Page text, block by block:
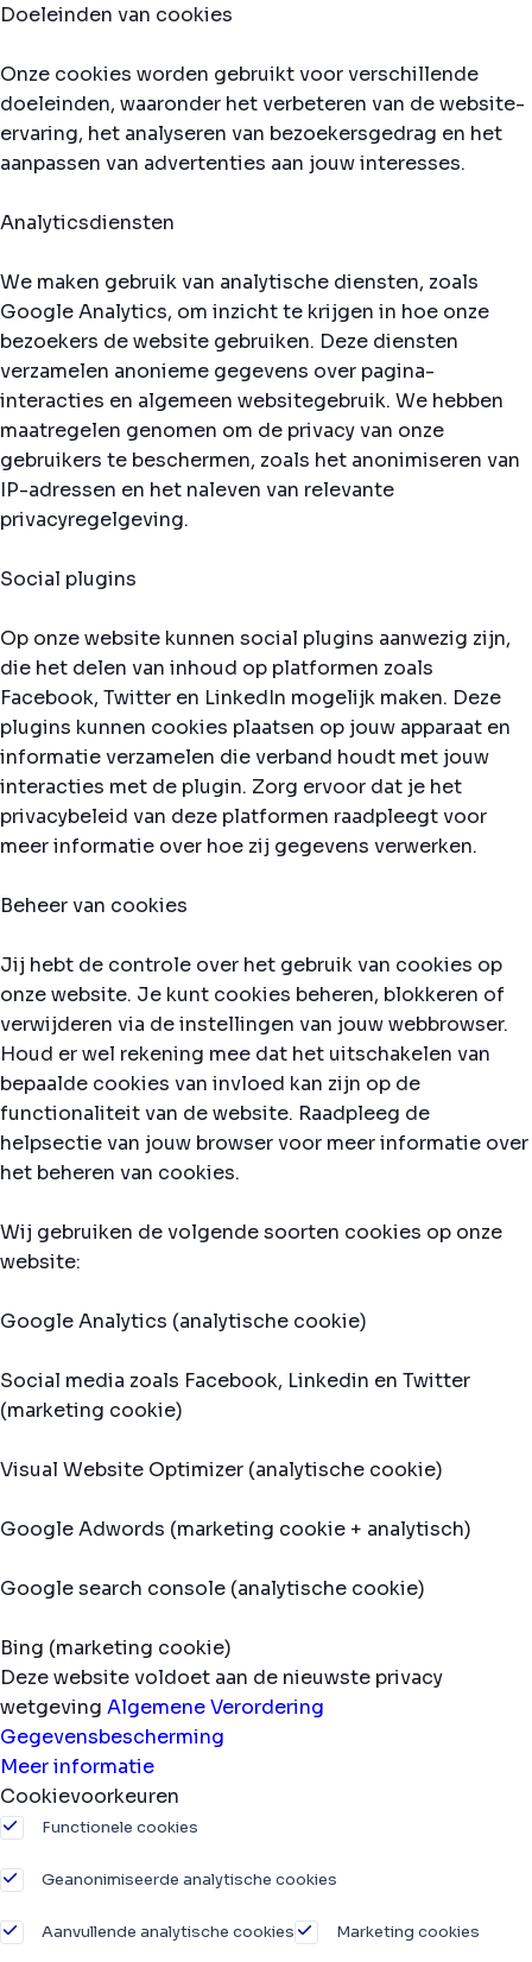
Doeleinden van cookies
Onze cookies worden gebruikt voor verschillende
doeleinden, waaronder het verbeteren van de website-
ervaring, het analyseren van bezoekersgedrag en het
aanpassen van advertenties aan jouw interesses.
Analyticsdiensten
We maken gebruik van analytische diensten, zoals
Google Analytics, om inzicht te krijgen in hoe onze
bezoekers de website gebruiken. Deze diensten
verzamelen anonieme gegevens over pagina-
interacties en algemeen websitegebruik. We hebben
maatregelen genomen om de privacy van onze
gebruikers te beschermen, zoals het anonimiseren van
IP-adressen en het naleven van relevante
privacyregelgeving.
Social plugins
Op onze website kunnen social plugins aanwezig zijn,
die het delen van inhoud op platformen zoals
Facebook, Twitter en LinkedIn mogelijk maken. Deze
plugins kunnen cookies plaatsen op jouw apparaat en
informatie verzamelen die verband houdt met jouw
interacties met de plugin. Zorg ervoor dat je het
privacybeleid van deze platformen raadpleegt voor
meer informatie over hoe zij gegevens verwerken.
Beheer van cookies
Jij hebt de controle over het gebruik van cookies op
onze website. Je kunt cookies beheren, blokkeren of
verwijderen via de instellingen van jouw webbrowser.
Houd er wel rekening mee dat het uitschakelen van
bepaalde cookies van invloed kan zijn op de
functionaliteit van de website. Raadpleeg de
helpsectie van jouw browser voor meer informatie over
het beheren van cookies.
Wij gebruiken de volgende soorten cookies op onze
website:
Google Analytics (analytische cookie)
Social media zoals Facebook, Linkedin en Twitter
(marketing cookie)
Visual Website Optimizer (analytische cookie)
Google Adwords (marketing cookie + analytisch)
Google search console (analytische cookie)
Bing (marketing cookie)
Deze website voldoet aan de nieuwste privacy
wetgeving Algemene Verordering
Gegevensbescherming
Meer informatie
Cookievoorkeuren
Functionele cookies
Geanonimiseerde analytische cookies
Aanvullende analytische cookies Marketing cookies